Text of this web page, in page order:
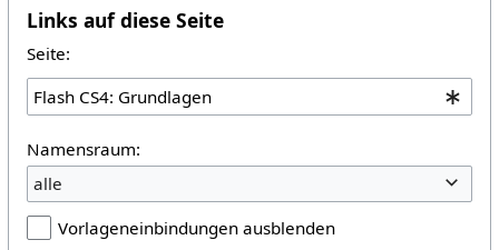
Links auf diese Seite
Seite:
Namensraum:
alle
Vorlageneinbindungen ausblenden